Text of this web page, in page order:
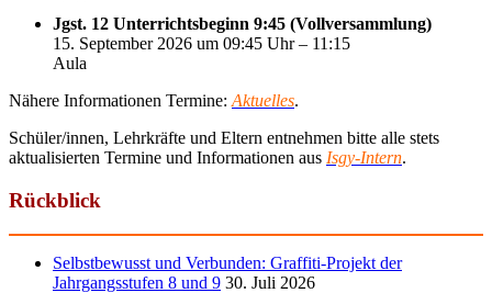
Jgst. 12 Unterrichtsbeginn 9:45 (Vollversammlung)
15. September 2026 um 09:45 Uhr – 11:15
Aula
Nähere Informationen Termine: Aktuelles.
Schüler/innen, Lehrkräfte und Eltern entnehmen bitte alle stets
aktualisierten Termine und Informationen aus Isgy-Intern.
Rückblick
Selbstbewusst und Verbunden: Graffiti-Projekt der
Jahrgangsstufen 8 und 9 30. Juli 2026